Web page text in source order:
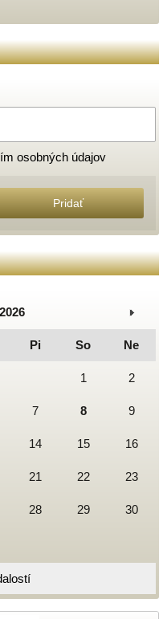
osobných údajov
Pridať
Pi So Ne
1 2
7 8 9
14 15 16
21 22 23
28 29 30